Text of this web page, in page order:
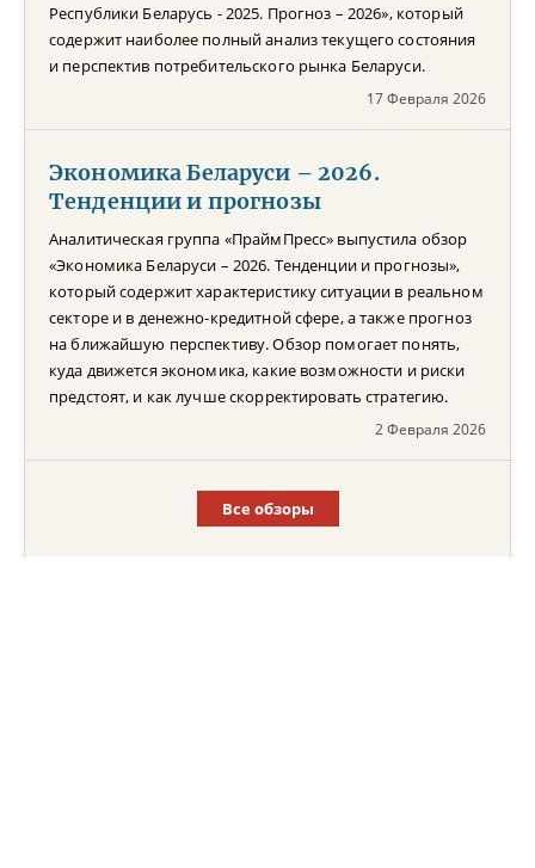
Республики Беларусь - 2025. Прогноз – 2026», который
содержит наиболее полный анализ текущего состояния
и перспектив потребительского рынка Беларуси.
17 Февраля 2026
Экономика Беларуси – 2026.
Тенденции и прогнозы
Аналитическая группа «ПраймПресс» выпустила обзор
«Экономика Беларуси – 2026. Тенденции и прогнозы»,
который содержит характеристику ситуации в реальном
секторе и в денежно-кредитной сфере, а также прогноз
на ближайшую перспективу. Обзор помогает понять,
куда движется экономика, какие возможности и риски
предстоят, и как лучше скорректировать стратегию.
2 Февраля 2026
Все обзоры